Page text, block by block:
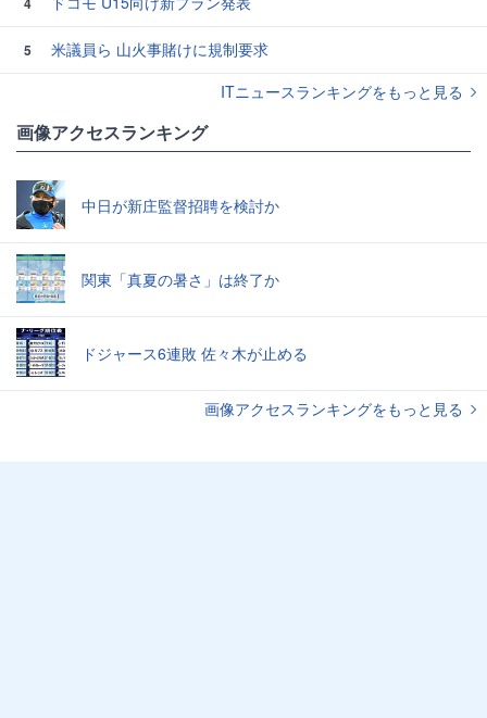
5
米議員ら 山火事賭けに規制要求
ITニュースランキングをもっと見る
画像アクセスランキング
中日が新庄監督招聘を検討か
関東「真夏の暑さ」は終了か
ドジャース6連敗 佐々木が止める
画像アクセスランキングをもっと見る